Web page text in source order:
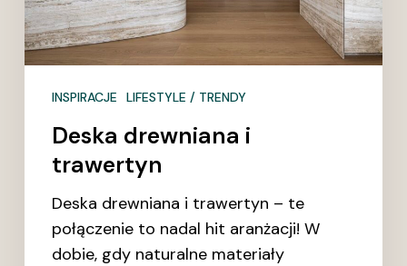
INSPIRACJE LIFESTYLE / TRENDY
Deska drewniana i
trawertyn
Deska drewniana i trawertyn – te
połączenie to nadal hit aranżacji! W
dobie, gdy naturalne materiały